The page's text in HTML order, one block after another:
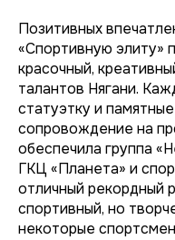
Позитивных
«Спортивную элиту»
красочный,
талантов Нягани.
статуэтку и
сопровождение на
обеспечила группа
ГКЦ «Планета» и
отличный рекордный
спортивный, но
некоторые